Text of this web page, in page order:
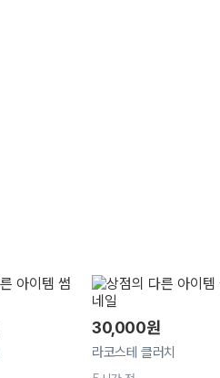
30,000원
라코스테 클러치